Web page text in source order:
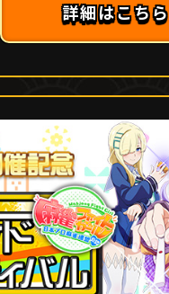
詳細はこちら